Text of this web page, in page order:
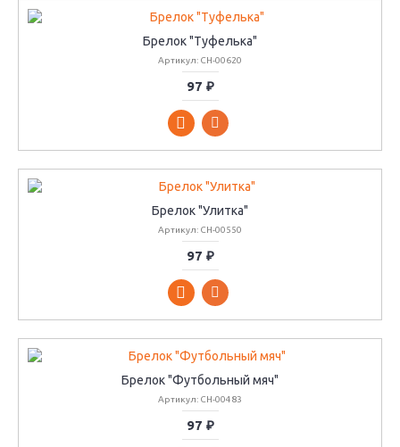
Брелок "Туфелька"
Артикул: CH-00620
97 ₽
Брелок "Улитка"
Артикул: CH-00550
97 ₽
Брелок "Футбольный мяч"
Артикул: CH-00483
97 ₽